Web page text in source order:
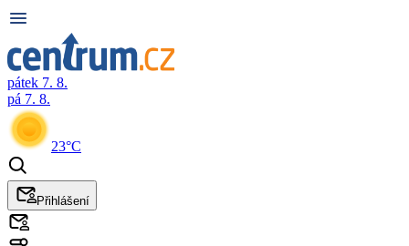
pátek 7. 8.
pá 7. 8.
23°C
Přihlášení